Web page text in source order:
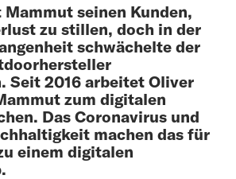
seinen Kunden,
zu stillen, doch in der
schwächelte der
2016 arbeitet Oliver
zum digitalen
Das Coronavirus und
machen das für
einem digitalen